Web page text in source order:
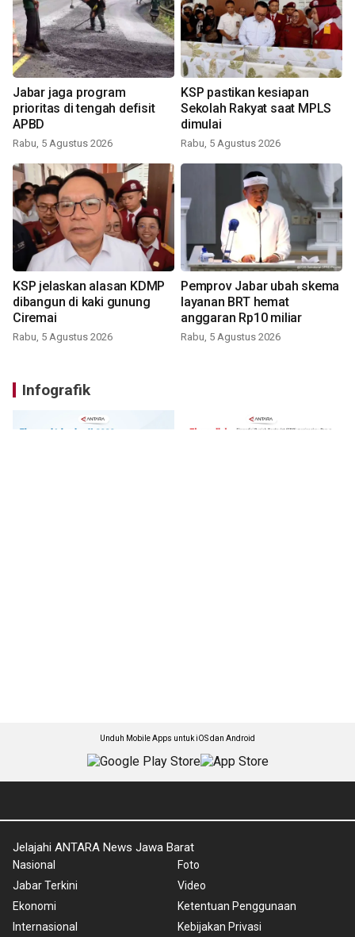
Jabar jaga program
prioritas di tengah defisit
APBD
Rabu, 5 Agustus 2026
KSP pastikan kesiapan
Sekolah Rakyat saat MPLS
dimulai
Rabu, 5 Agustus 2026
KSP jelaskan alasan KDMP
dibangun di kaki gunung
Ciremai
Rabu, 5 Agustus 2026
Pemprov Jabar ubah skema
layanan BRT hemat
anggaran Rp10 miliar
Rabu, 5 Agustus 2026
Infografik
Unduh Mobile Apps untuk iOS dan Android
Jelajahi ANTARA News Jawa Barat
Nasional
Jabar Terkini
Ekonomi
Internasional
Foto
Video
Ketentuan Penggunaan
Kebijakan Privasi